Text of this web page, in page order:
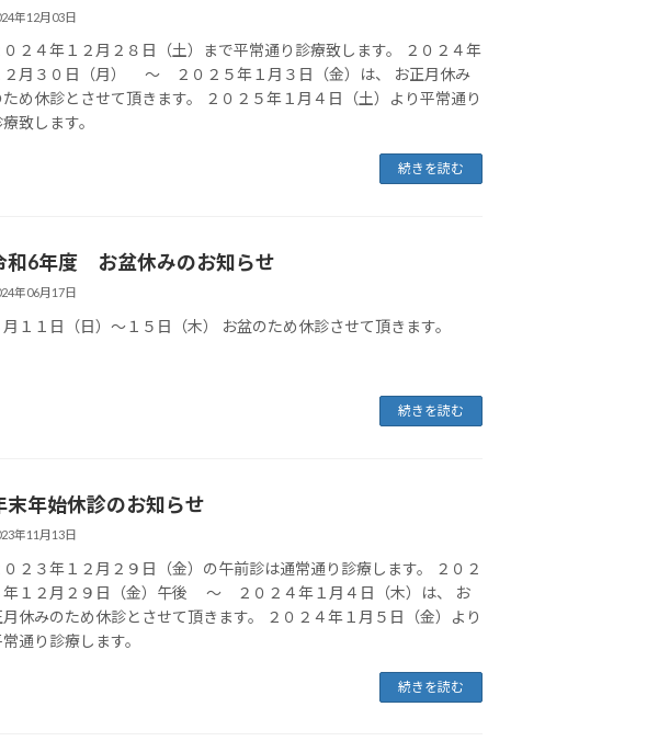
年12月03日
０２４年１２月２８日（土）まで平常通り診療致します。 ２０２４年
２月３０日（月） ～ ２０２５年１月３日（金）は、 お正月休み
ため休診とさせて頂きます。 ２０２５年１月４日（土）より平常通り
致します。
続きを読む
和6年度 お盆休みのお知らせ
年06月17日
月１１日（日）～１５日（木） お盆のため休診させて頂きます。
続きを読む
末年始休診のお知らせ
年11月13日
０２３年１２月２９日（金）の午前診は通常通り診療します。 ２０２
年１２月２９日（金）午後 ～ ２０２４年１月４日（木）は、 お
月休みのため休診とさせて頂きます。 ２０２４年１月５日（金）より
通り診療します。
続きを読む